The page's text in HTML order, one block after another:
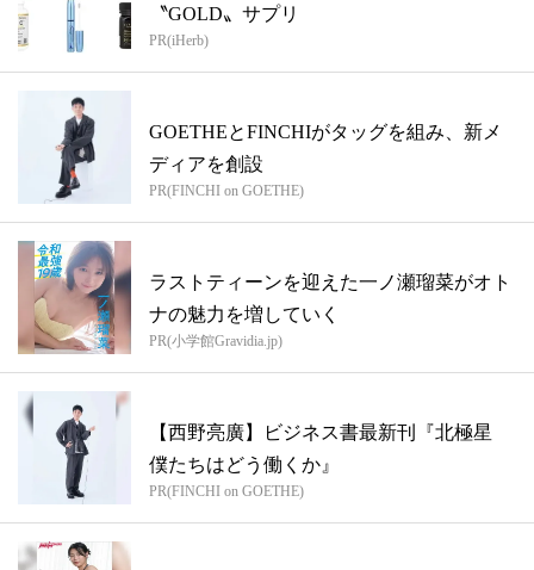
〝GOLD〟サプリ
PR(iHerb)
GOETHEとFINCHIがタッグを組み、新メ
ディアを創設
PR(FINCHI on GOETHE)
ラストティーンを迎えた一ノ瀬瑠菜がオト
ナの魅力を増していく
PR(小学館Gravidia.jp)
【西野亮廣】ビジネス書最新刊『北極星
僕たちはどう働くか』
PR(FINCHI on GOETHE)